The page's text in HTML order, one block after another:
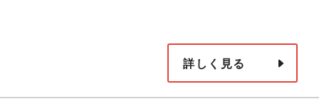
詳しく見る